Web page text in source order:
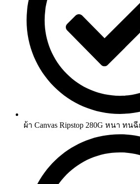
ผ้า Canvas Ripstop 280G หนา ทน